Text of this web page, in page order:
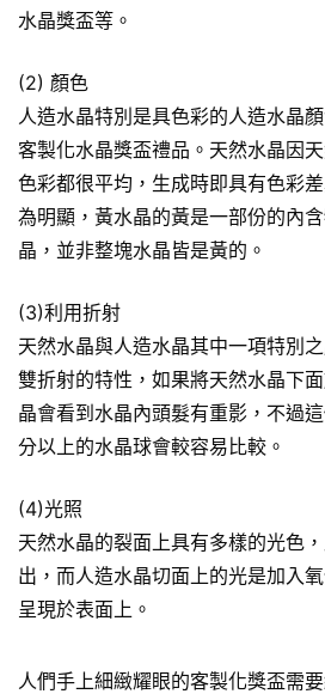
水晶獎盃等。
(2) 顏色
人造水晶特別是具色彩的人造水晶
客製化水晶獎盃禮品。天然水晶因
色彩都很平均，生成時即具有色彩
為明顯，黃水晶的黃是一部份的內
晶，並非整塊水晶皆是黃的。
(3)利用折射
天然水晶與人造水晶其中一項特別
雙折射的特性，如果將天然水晶下
晶會看到水晶內頭髮有重影，不過
分以上的水晶球會較容易比較。
(4)光照
天然水晶的裂面上具有多樣的光色
出，而人造水晶切面上的光是加入
呈現於表面上。
人們手上細緻耀眼的客製化獎盃需